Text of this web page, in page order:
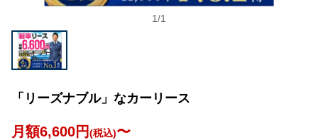
1/1
「リーズナブル」なカーリース
月額6,600円(税込)〜